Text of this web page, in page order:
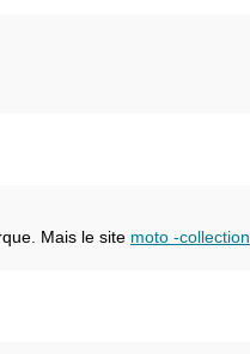
Mais le site moto -collection